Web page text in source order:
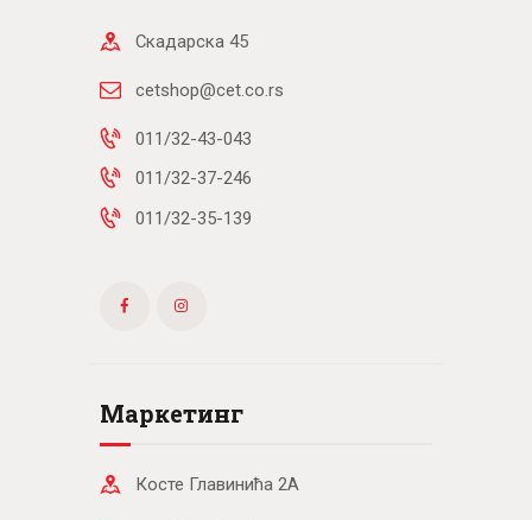
Скадарска 45
cetshop@cet.co.rs
011/32-43-043
011/32-37-246
011/32-35-139
Маркетинг
Косте Главинића 2А